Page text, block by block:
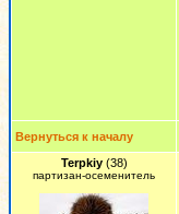
Вернуться к началу
Terpkiy(38)
партизан-осеменитель